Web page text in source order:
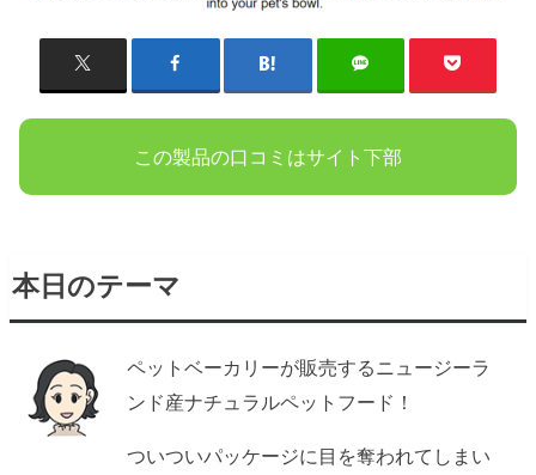
この製品の口コミはサイト下部
本日のテーマ
ペットベーカリーが販売するニュージーラ
ンド産ナチュラルペットフード！
ついついパッケージに目を奪われてしまい